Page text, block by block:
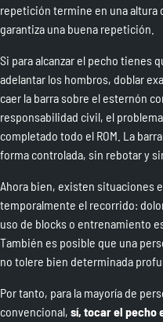
repetición termine en una
garantiza una buena repetición.
Si para alcanzar el pecho tienes
adelantar los hombros, doblar
caer la barra sobre el esternón
responsabilidad civil, el
completado todo el ROM. La
forma controlada, sin rebotar y
Ahora bien, existen situaciones
temporalmente el recorrido:
uso de blocks o entrenamiento
También es posible que una
no tolere bien determinada
Por tanto, para la mayoría de
convencional, sí, tocar el pecho